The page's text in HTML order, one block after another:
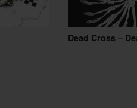
Dead Cross –